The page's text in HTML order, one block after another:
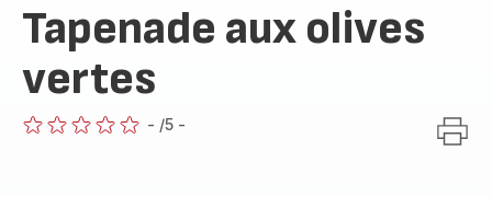
Tapenade aux olives
vertes
- /5 -